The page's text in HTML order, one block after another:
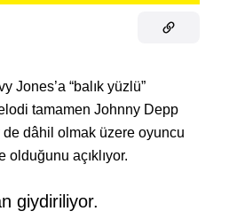
Jones’a “balık yüzlü”
tamamen Johnny Depp
dâhil olmak üzere oyuncu
açıklıyor.
giydiriliyor.